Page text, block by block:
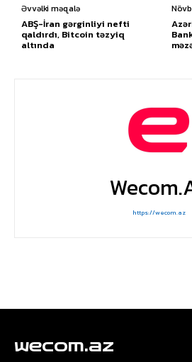
Əvvəlki məqalə
ABŞ-İran gərginliyi nefti
qaldırdı, Bitcoin təzyiq
altında
https://wecom.az
wecom.az